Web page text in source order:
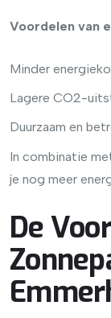
Voordelen van
Minder
Lagere CO2-
Duurzaam en
In combinatie
je nog meer
De